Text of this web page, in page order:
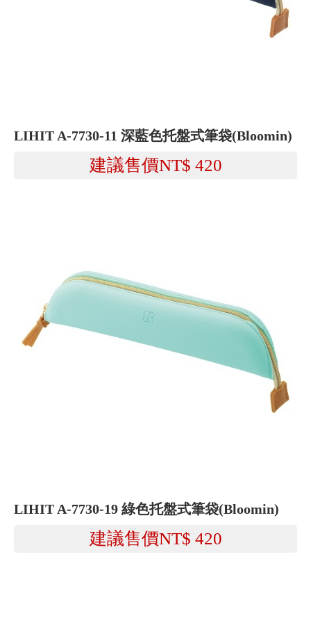
LIHIT A-7730-11 深藍色托盤式筆袋(Bloomin)
建議售價NT$ 420
LIHIT A-7730-19 綠色托盤式筆袋(Bloomin)
建議售價NT$ 420